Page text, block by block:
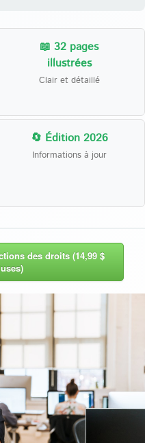
📖 32 pages
illustrées
Clair et détaillé
🔄 Édition 2026
Informations à jour
des droits (14,99 $